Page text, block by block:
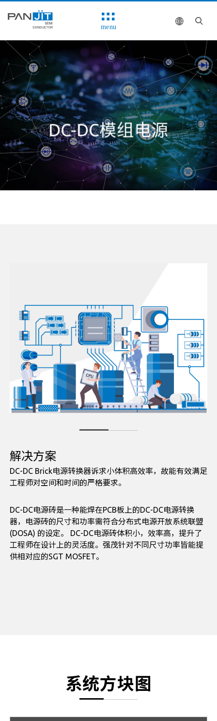
menu
DC-DC模组电源
解决方案
DC-DC Brick电源转换器诉求小体积高效率，故能有效满足
工程师对空间和时间的严格要求。
DC-DC电源砖是一种能焊在PCB板上的DC-DC电源转换
器，电源砖的尺寸和功率需符合分布式电源开放系统联盟
(DOSA) 的设定。 DC-DC电源砖体积小，效率高，提升了
工程师在设计上的灵活度。强茂针对不同尺寸功率皆能提
供相对应的SGT MOSFET。
系统方块图